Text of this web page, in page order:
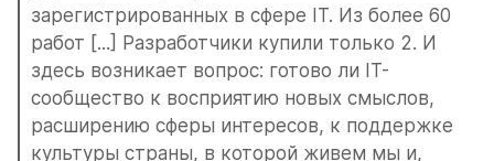
зарегистрированных в сфере IT. Из более 60
работ [...] Разработчики купили только 2. И
здесь возникает вопрос: готово ли IT-
сообщество к восприятию новых смыслов,
расширению сферы интересов, к поддержке
культуры страны, в которой живем мы и,